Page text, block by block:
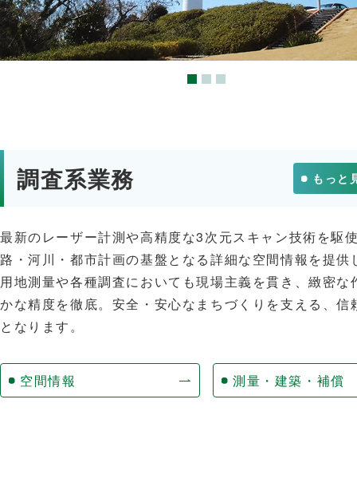
調査系業務 もっと
最新のレーザー計測や高精度な3次元スキャン技術を駆
路・河川・都市計画の基盤となる詳細な空間情報を提供
用地測量や各種調査においても現場主義を貫き、緻密な
かな精度を徹底。安全・安心なまちづくりを支える、信
となります。
空間情報 測量・建築・補償